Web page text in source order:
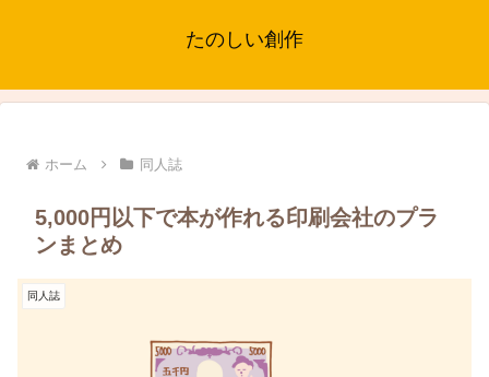
たのしい創作
ホーム 同人誌
5,000円以下で本が作れる印刷会社のプラ
ンまとめ
同人誌